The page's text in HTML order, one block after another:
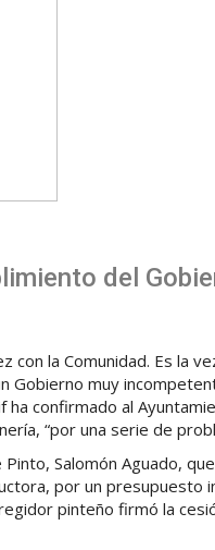
del
la Comunidad. Es la
Gobierno muy
confirmado al
“por una serie de
Salomón Aguado,
por un presupuesto
pinteño firmó la